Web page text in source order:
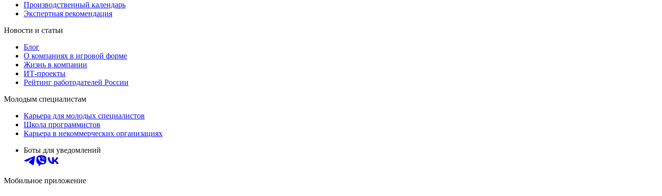
Производственный календарь
Экспертная рекомендация
Новости и статьи
Блог
О компаниях в игровой форме
Жизнь в компании
ИТ-проекты
Рейтинг работодателей России
Молодым специалистам
Карьера для молодых специалистов
Школа программистов
Карьера в некоммерческих организациях
Боты для уведомлений
Мобильное приложение